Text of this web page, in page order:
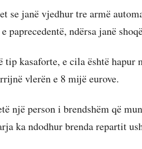
se janë vjedhur tre armë
paprecedentë, ndërsa janë
tip kasaforte, e cila është hapur
vlerën e 8 mijë eurove.
një person i brendshëm që
ka ndodhur brenda repartit